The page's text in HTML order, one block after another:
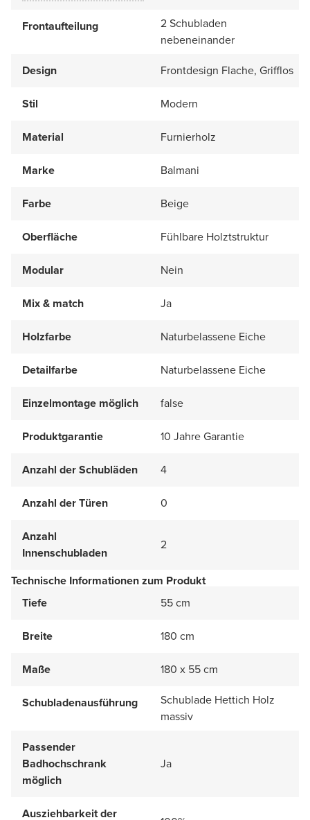
Frontaufteilung
2 Schubladen
nebeneinander
Design
Frontdesign Flache, Grifflos
Stil Modern
Material Furnierholz
Marke Balmani
Farbe Beige
Oberfläche Fühlbare Holztstruktur
Modular Nein
Mix & match Ja
Holzfarbe Naturbelassene Eiche
Detailfarbe Naturbelassene Eiche
Einzelmontage möglich false
Produktgarantie 10 Jahre Garantie
Anzahl der Schubläden 4
Anzahl der Türen 0
Anzahl
Innenschubladen
2
Technische Informationen zum Produkt
Tiefe
55 cm
Breite 180 cm
Maße 180 x 55 cm
Schubladenausführung
Schublade Hettich Holz
massiv
Passender
Badhochschrank
möglich
Ja
Ausziehbarkeit der